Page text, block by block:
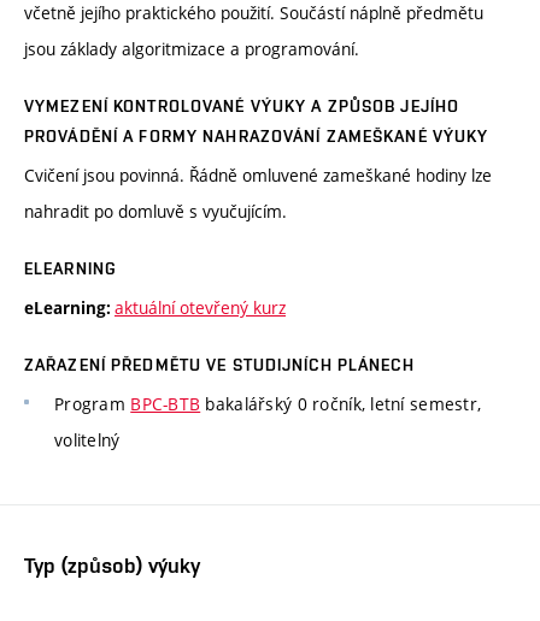
včetně jejího praktického použití. Součástí náplně předmětu
jsou základy algoritmizace a programování.
VYMEZENÍ KONTROLOVANÉ VÝUKY A ZPŮSOB JEJÍHO
PROVÁDĚNÍ A FORMY NAHRAZOVÁNÍ ZAMEŠKANÉ VÝUKY
Cvičení jsou povinná. Řádně omluvené zameškané hodiny lze
nahradit po domluvě s vyučujícím.
ELEARNING
eLearning: aktuální otevřený kurz
ZAŘAZENÍ PŘEDMĚTU VE STUDIJNÍCH PLÁNECH
Program BPC-BTB bakalářský 0 ročník, letní semestr,
volitelný
Typ (způsob) výuky